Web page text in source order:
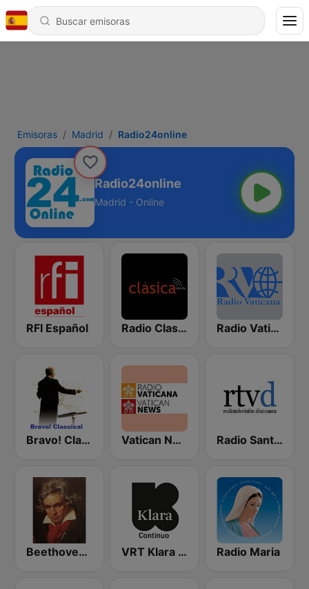
Emisoras Madrid Radio24online
Radio24online
Madrid - Online
RFI Español Radio Clasica 103.3 FM Radio Vaticana 1 93.3
Bravo! Classical Music Vatican News - Español Radio Santa María de Toledo
Beethoven Radio VRT Klara Continuo Radio Maria